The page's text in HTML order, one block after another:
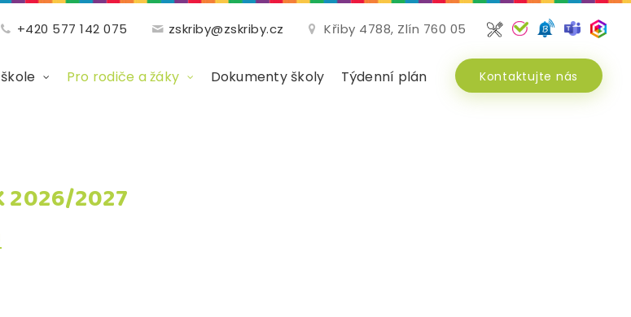
+420 577 142 075 zskriby@zskriby.cz Křiby 4788, Zlín 760 05
Pro rodiče a žáky Dokumenty školy Týdenní plán Kontaktujte nás
2026/2027